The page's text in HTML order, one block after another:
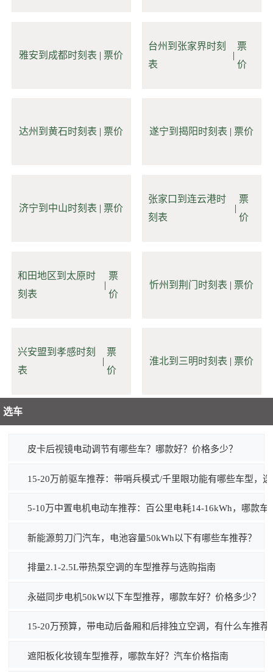
雅安到成都时刻表 |票价
台州到张家界时刻
表
|
票
价
达州到黄石时刻表 |票价 遂宁到揭阳时刻表 |票价
济宁到中山时刻表 |票价
张家口到连云港时
刻表
|
票
价
和田地区到太原时
刻表
|
票
价
忻州到荆门时刻表 |票价
兴安盟到孝感时刻
表
|
票
价
淮北到三明时刻表 |票价
选车
皮卡后视镜电动调节有哪些车？哪款好？价格多少？
15-20万前驱车推荐：带哨兵模式/千里眼功能有哪些车型，
5-10万中置电机电动车推荐：百公里电耗14-16kWh，哪款车
新能源剪刀门汽车，电池容量50kWh以下有哪些车推荐？
排量2.1-2.5L带热泵空调的车型推荐与选购指南
永磁同步电机50kW以下车型推荐，哪款车好？价格多少？
15-20万预算，带电动后备厢和后排独立空调，有什么车推荐
遮阳板化妆镜车型推荐，哪款车好？汽车价格指南